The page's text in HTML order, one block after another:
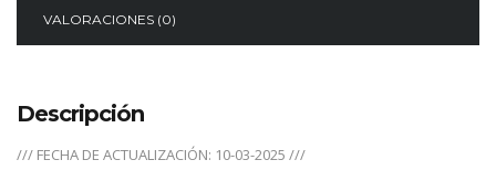
cantidad
VALORACIONES (0)
Descripción
/// FECHA DE ACTUALIZACIÓN: 10-03-2025 ///